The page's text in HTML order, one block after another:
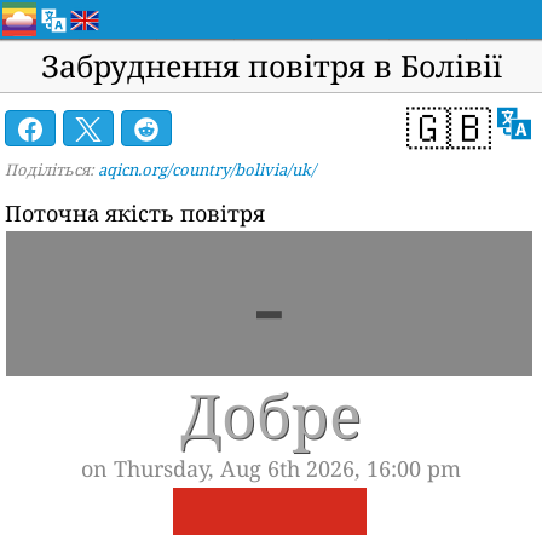
Забруднення повітря в Болівії
🇬🇧
Поділіться: aqicn.org/country/bolivia/uk/
Поточна якість повітря
-
Добре
on Thursday, Aug 6th 2026, 16:00 pm